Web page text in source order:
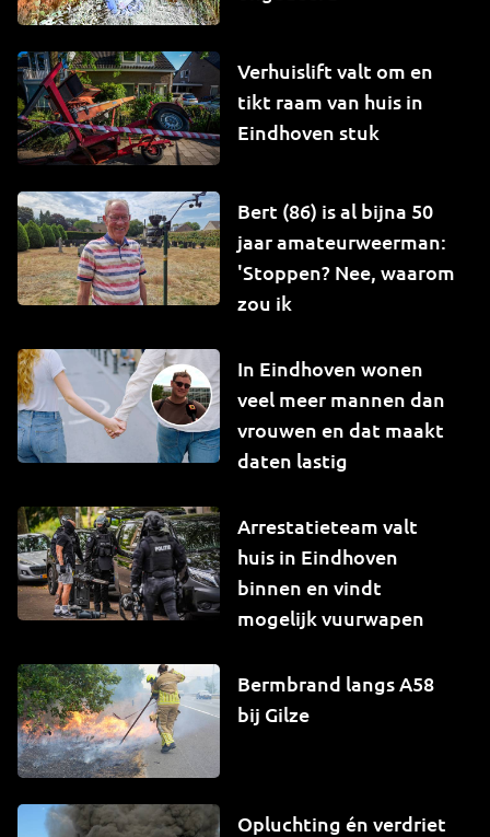
Verhuislift valt om en
tikt raam van huis in
Eindhoven stuk
Bert (86) is al bijna 50
jaar amateurweerman:
'Stoppen? Nee, waarom
zou ik
In Eindhoven wonen
veel meer mannen dan
vrouwen en dat maakt
daten lastig
Arrestatieteam valt
huis in Eindhoven
binnen en vindt
mogelijk vuurwapen
Bermbrand langs A58
bij Gilze
Opluchting én verdriet